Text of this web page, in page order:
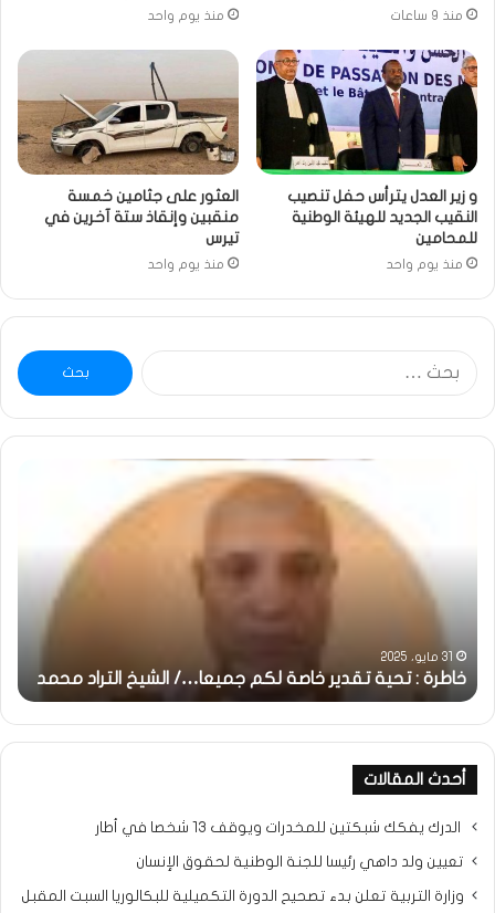
منذ 9 ساعات منذ يوم واحد
و زير العدل يترأس حفل تنصيب
النقيب الجديد للهيئة الوطنية
للمحامين
منذ يوم واحد
العثور على جثامين خمسة
منقبين وإنقاذ ستة آخرين في
تيرس
منذ يوم واحد
البحث
عن:
جميعا…/
التراد
محمد
31 مايو، 2025
خاطرة : تحية تقدير خاصة لكم جميعا…/ الشيخ التراد محمد
أحدث المقالات
الدرك يفكك شبكتين للمخدرات ويوقف 13 شخصا في أطار
تعيين ولد داهي رئيسا للجنة الوطنية لحقوق الإنسان
وزارة التربية تعلن بدء تصحيح الدورة التكميلية للبكالوريا السبت المقبل